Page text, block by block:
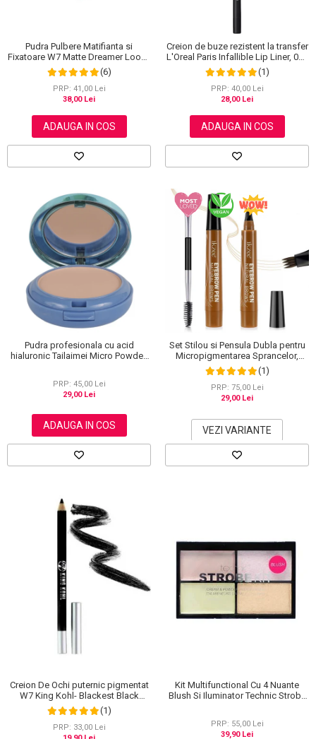
Pudra Pulbere Matifianta si
Fixatoare W7 Matte Dreamer Loose
Powder - Classy Cameo, 20g
(6)
PRP: 41,00 Lei
38,00 Lei
ADAUGA IN COS
Creion de buze rezistent la transfer
L'Oreal Paris Infallible Lip Liner, 001
Highlight On Point
(1)
PRP: 40,00 Lei
28,00 Lei
ADAUGA IN COS
Pudra profesionala cu acid
hialuronic Tailaimei Micro Powder,
PRP: 45,00 Lei
29,00 Lei
ADAUGA IN COS
Set Stilou si Pensula Dubla pentru
Micropigmentarea Sprancelor,
Efect Natural de Microblading,
Aspect de Sprancene Pline
(1)
PRP: 75,00 Lei
29,00 Lei
VEZI VARIANTE
Creion De Ochi puternic pigmentat
W7 King Kohl- Blackest Black
(Negru) (1)
PRP: 33,00 Lei
Kit Multifunctional Cu 4 Nuante
Blush Si Iluminator Technic Strobe
PRP: 55,00 Lei
39,90 Lei